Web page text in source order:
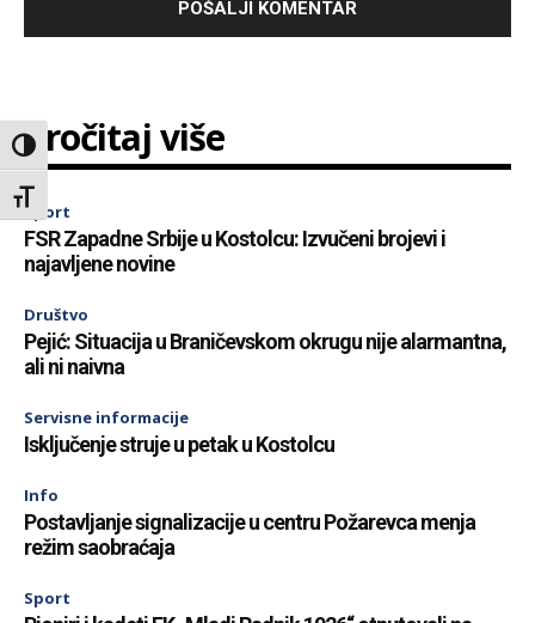
Toggle High Contrast
Toggle Font size
Pročitaj više
Sport
FSR Zapadne Srbije u Kostolcu: Izvučeni brojevi i
najavljene novine
Društvo
Pejić: Situacija u Braničevskom okrugu nije alarmantna,
ali ni naivna
Servisne informacije
Isključenje struje u petak u Kostolcu
Info
Postavljanje signalizacije u centru Požarevca menja
režim saobraćaja
Sport